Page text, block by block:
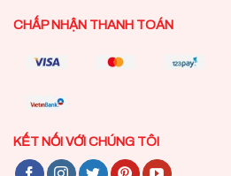
CHẤP NHẬN THANH TOÁN
KẾT NỐI VỚI CHÚNG TÔI